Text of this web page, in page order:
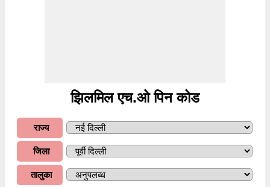
झिलमिल एच.ओ पिन कोड
राज्य
जिला
तालुका